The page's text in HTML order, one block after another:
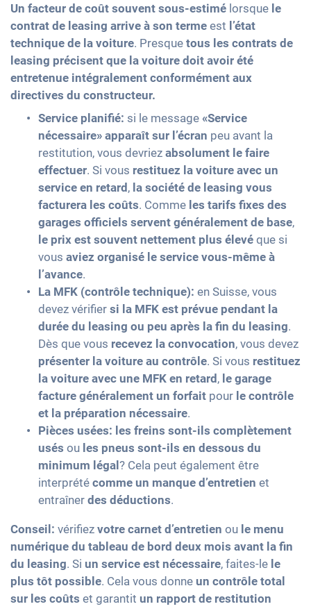
Un facteur de coût souvent sous-estimé lorsque le
contrat de leasing arrive à son terme est l’état
technique de la voiture. Presque tous les contrats de
leasing précisent que la voiture doit avoir été
entretenue intégralement conformément aux
directives du constructeur.
Service planifié: si le message «Service
nécessaire» apparaît sur l’écran peu avant la
restitution, vous devriez absolument le faire
effectuer. Si vous restituez la voiture avec un
service en retard, la société de leasing vous
facturera les coûts. Comme les tarifs fixes des
garages officiels servent généralement de base,
le prix est souvent nettement plus élevé que si
vous aviez organisé le service vous-même à
l’avance.
La MFK (contrôle technique): en Suisse, vous
devez vérifier si la MFK est prévue pendant la
durée du leasing ou peu après la fin du leasing.
Dès que vous recevez la convocation, vous devez
présenter la voiture au contrôle. Si vous restituez
la voiture avec une MFK en retard, le garage
facture généralement un forfait pour le contrôle
et la préparation nécessaire.
Pièces usées: les freins sont-ils complètement
usés ou les pneus sont-ils en dessous du
minimum légal? Cela peut également être
interprété comme un manque d’entretien et
entraîner des déductions.
Conseil: vérifiez votre carnet d’entretien ou le menu
numérique du tableau de bord deux mois avant la fin
du leasing. Si un service est nécessaire, faites-le le
plus tôt possible. Cela vous donne un contrôle total
sur les coûts et garantit un rapport de restitution